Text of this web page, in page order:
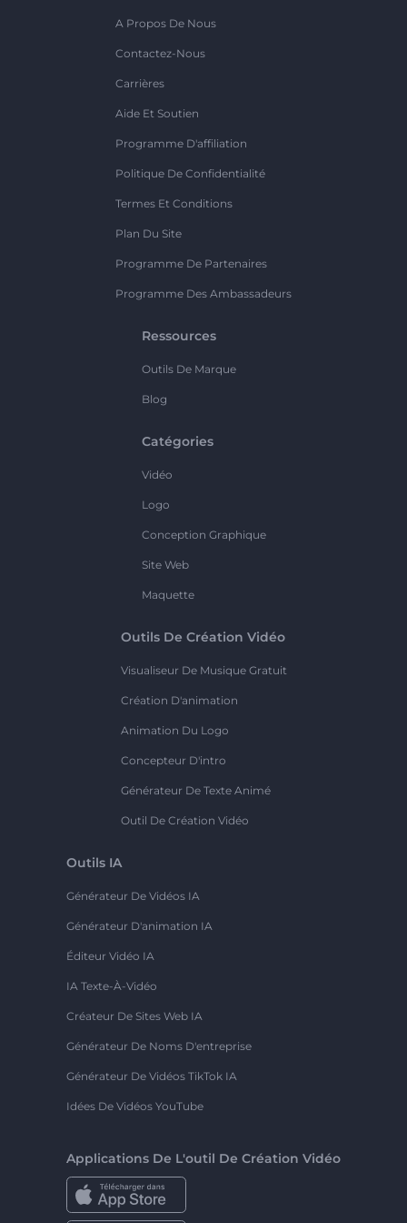
A Propos De Nous
Contactez-Nous
Carrières
Aide Et Soutien
Programme D'affiliation
Politique De Confidentialité
Termes Et Conditions
Plan Du Site
Programme De Partenaires
Programme Des Ambassadeurs
Ressources
Outils De Marque
Blog
Catégories
Vidéo
Logo
Conception Graphique
Site Web
Maquette
Outils De Création Vidéo
Visualiseur De Musique Gratuit
Création D'animation
Animation Du Logo
Concepteur D'intro
Générateur De Texte Animé
Outil De Création Vidéo
Outils IA
Générateur De Vidéos IA
Générateur D'animation IA
Éditeur Vidéo IA
IA Texte-À-Vidéo
Créateur De Sites Web IA
Générateur De Noms D'entreprise
Générateur De Vidéos TikTok IA
Idées De Vidéos YouTube
Applications De L'outil De Création Vidéo